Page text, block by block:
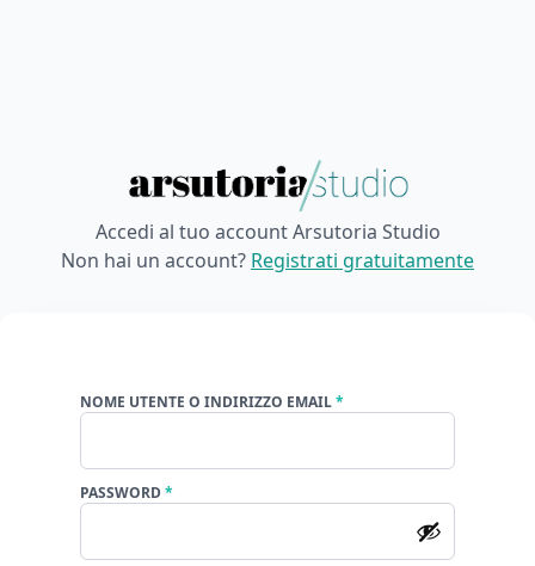
Accedi al tuo account Arsutoria Studio
Non hai un account? Registrati gratuitamente
NOME UTENTE O INDIRIZZO EMAIL*
PASSWORD*